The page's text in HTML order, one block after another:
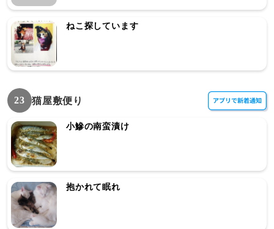
ねこ探しています
23 猫屋敷便り
小鰺の南蛮漬け
抱かれて眠れ